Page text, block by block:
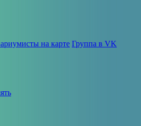
на карте Группа в VK